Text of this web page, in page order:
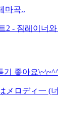
마곡..
2 - 짐레이너
기 좋아요
メロディ一 (